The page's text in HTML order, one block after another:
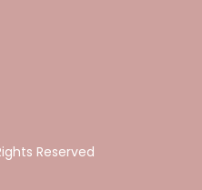
Reserved